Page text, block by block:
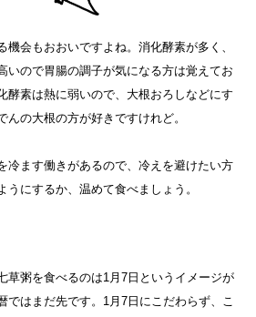
機会もおおいですよね。消化酵素が多く、
いので胃腸の調子が気になる方は覚えてお
酵素は熱に弱いので、大根おろしなどにす
んの大根の方が好きですけれど。
冷ます働きがあるので、冷えを避けたい方
うにするか、温めて食べましょう。
草粥を食べるのは1月7日というイメージが
ではまだ先です。1月7日にこだわらず、こ